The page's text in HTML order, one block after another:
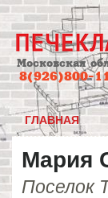
Московская
8(926)800-
ГЛАВНАЯ
Мария
Поселок